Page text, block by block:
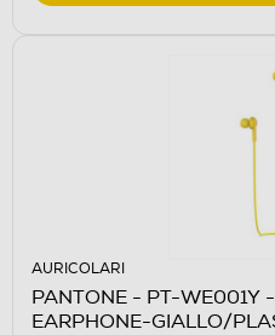
AURICOLARI
PANTONE - PT-WE001Y
EARPHONE-GIALLO/